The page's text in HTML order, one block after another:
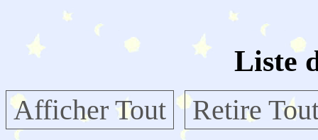
Liste
Afficher Tout
Retire